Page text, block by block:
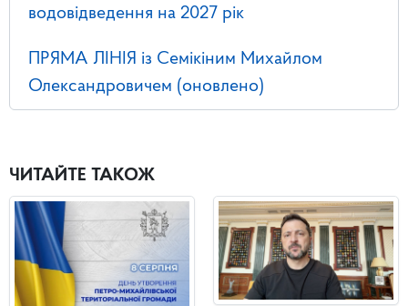
водовідведення на 2027 рік
ПРЯМА ЛІНІЯ із Семікіним Михайлом
Олександровичем (оновлено)
ЧИТАЙТЕ ТАКОЖ